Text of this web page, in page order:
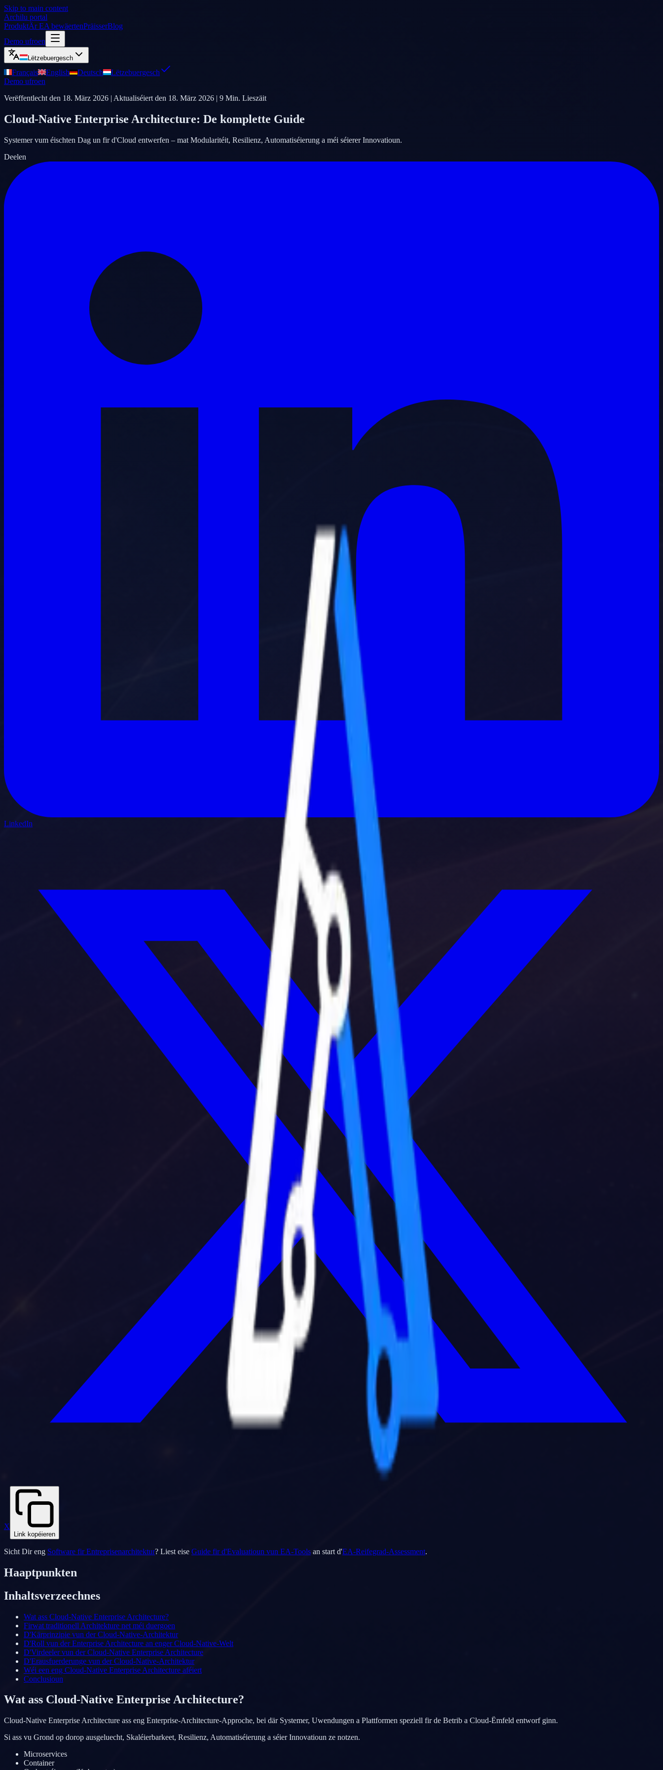
Skip to main content
Archilu portal
ProduktÄr EA bewäertenPräisserBlog
Demo ufroen
Lëtzebuergesch
Français English Deutsch
Lëtzebuergesch
Demo ufroen
Verëffentlecht den 18. März 2026 | Aktualiséiert den 18. März 2026 | 9 Min. Lieszäit
Cloud-Native Enterprise Architecture: De komplette Guide
Systemer vum éischten Dag un fir d'Cloud entwerfen – mat Modularitéit, Resilienz, Automatiséierung a méi séierer Innovatioun.
Deelen
LinkedIn
X
Link kopéieren
Sicht Dir eng Software fir Entreprisenarchitektur? Liest eise Guide fir d'Evaluatioun vun EA-Tools an start d'EA-Reifegrad-Assessment.
Haaptpunkten
Inhaltsverzeechnes
Wat ass Cloud-Native Enterprise Architecture?
Firwat traditionell Architekture net méi duergoen
D'Kärprinzipie vun der Cloud-Native-Architektur
D'Roll vun der Enterprise Architecture an enger Cloud-Native-Welt
D'Virdeeler vun der Cloud-Native Enterprise Architecture
D'Erausfuerderunge vun der Cloud-Native-Architektur
Wéi een eng Cloud-Native Enterprise Architecture aféiert
Conclusioun
Wat ass Cloud-Native Enterprise Architecture?
Cloud-Native Enterprise Architecture ass eng Enterprise-Architecture-Approche, bei där Systemer, Uwendungen a Plattformen speziell fir de Betrib a Cloud-Ëmfeld entworf ginn.
Si ass vu Grond op dorop ausgeluecht, Skaléierbarkeet, Resilienz, Automatiséierung a séier Innovatioun ze notzen.
Microservices
Container